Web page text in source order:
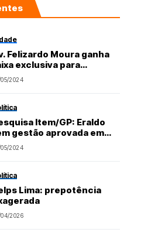
Felizardo Moura ganha
exclusiva para
público nesta
feira
2024
Item/GP: Eraldo
gestão aprovada em
Gonçalo com 51,6%:
reprovada (52%) e
Portal Grande Ponto
2024
Lima: prepotência
2026